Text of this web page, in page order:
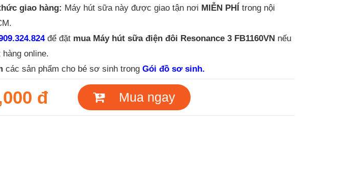
giao hàng: Máy hút sữa này được giao tận nơi MIỄN PHÍ trong nội
để đặt mua Máy hút sữa điện đôi Resonance 3 FB1160VN nếu
hàng online.
các sản phẩm cho bé sơ sinh trong Gói đồ sơ sinh.
đ Mua ngay